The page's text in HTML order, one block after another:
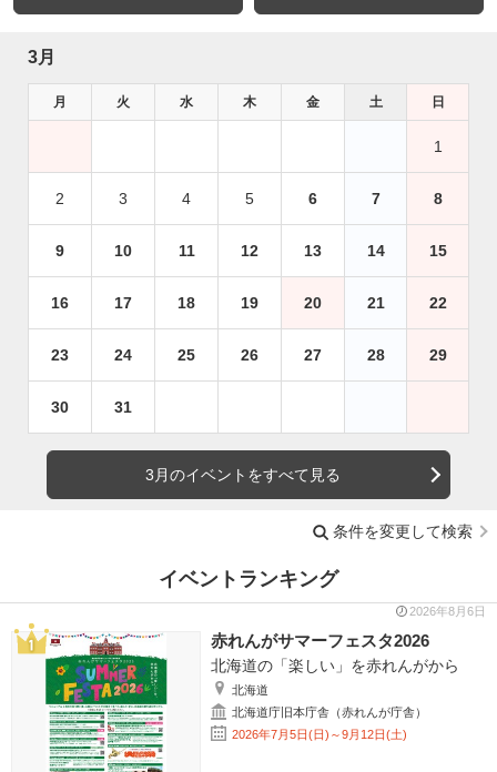
3月
月 火 水 木 金 土 日
1
2 3 4 5 6 7 8
9 10 11 12 13 14 15
16 17 18 19 20 21 22
23 24 25 26 27 28 29
30 31
3月のイベントをすべて見る
条件を変更して検索
イベントランキング
2026年8月6日
赤れんがサマーフェスタ2026
北海道の「楽しい」を赤れんがから
北海道
北海道庁旧本庁舎（赤れんが庁舎）
2026年7月5日(日)～9月12日(土)